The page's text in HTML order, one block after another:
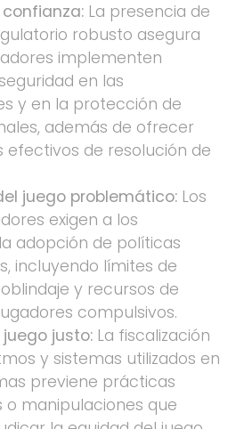
La presencia de
robusto asegura
implementen
en las
y en la protección de
además de ofrecer
efectivos de resolución de
juego problemático: Los
exigen a los
adopción de políticas
incluyendo límites de
y recursos de
compulsivos.
justo: La fiscalización
y sistemas utilizados en
previene prácticas
o manipulaciones que